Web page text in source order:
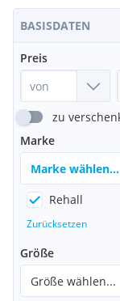
BASISDATEN
Preis
zu
Marke
Marke wählen...
Rehall
Zurücksetzen
Größe
Größe wählen...